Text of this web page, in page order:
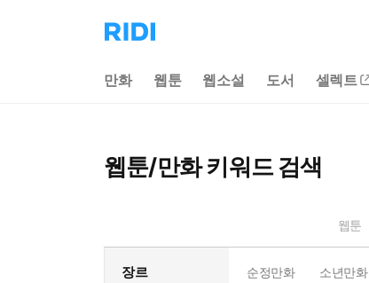
리
디
으
만화 웹툰 웹소설 도서 셀렉트
웹툰/만화 키워드 검색
웹툰
장르 순정만화 소년만화